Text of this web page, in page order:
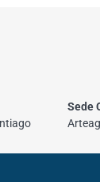
Sede